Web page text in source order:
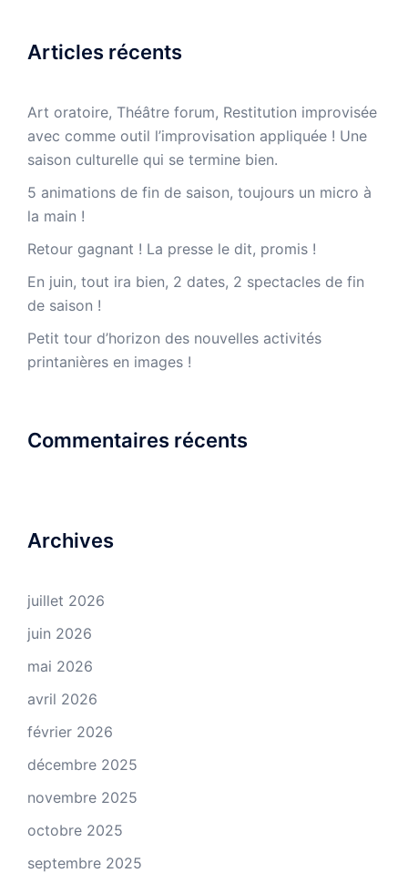
Articles récents
Art oratoire, Théâtre forum, Restitution improvisée
avec comme outil l’improvisation appliquée ! Une
saison culturelle qui se termine bien.
5 animations de fin de saison, toujours un micro à
la main !
Retour gagnant ! La presse le dit, promis !
En juin, tout ira bien, 2 dates, 2 spectacles de fin
de saison !
Petit tour d’horizon des nouvelles activités
printanières en images !
Commentaires récents
Archives
juillet 2026
juin 2026
mai 2026
avril 2026
février 2026
décembre 2025
novembre 2025
octobre 2025
septembre 2025